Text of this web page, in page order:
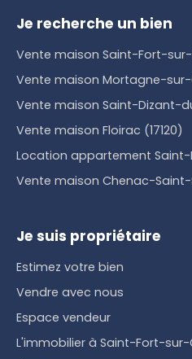
Je recherche un bien
Vente maison Saint-Fort-sur-
Vente maison Mortagne-sur-
Vente maison Saint-Dizant-
Vente maison Floirac (17120)
Location appartement
Vente maison Chenac-Saint-
Je suis propriétaire
Estimez votre bien
Vendre avec nous
Espace vendeur
L'immobilier à Saint-Fort-sur-